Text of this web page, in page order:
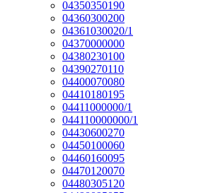
04350350190
04360300200
04361030020/1
04370000000
04380230100
04390270110
04400070080
04410180195
04411000000/1
044110000000/1
04430600270
04450100060
04460160095
04470120070
04480305120